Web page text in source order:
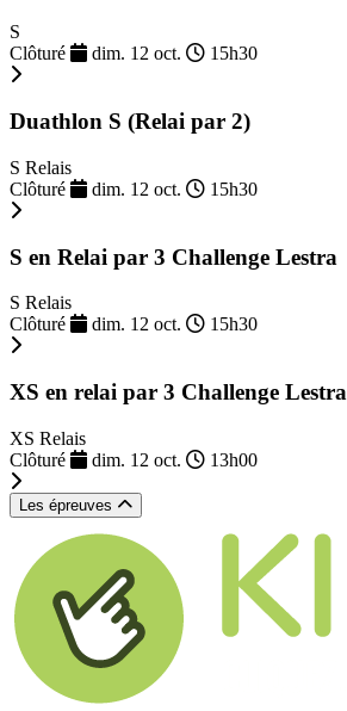
S
Clôturé
dim. 12 oct. 15h30
Duathlon S (Relai par 2)
S Relais
Clôturé
dim. 12 oct. 15h30
S en Relai par 3 Challenge Lestra
S Relais
Clôturé
dim. 12 oct. 15h30
XS en relai par 3 Challenge Lestra
XS Relais
Clôturé
dim. 12 oct. 13h00
Les épreuves